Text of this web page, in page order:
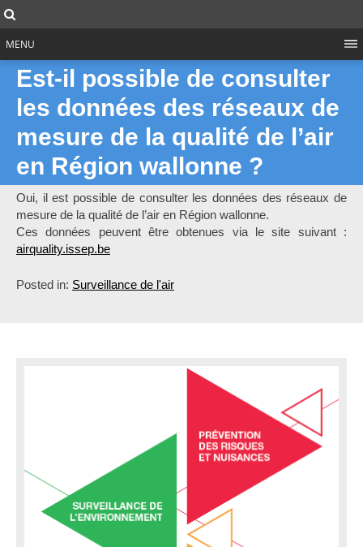
Skip
content
Search
MENU
Est-il possible de consulter
les données des réseaux de
mesure de la qualité de l’air
en Région wallonne ?
Oui, il est possible de consulter les données des réseaux de
mesure de la qualité de l’air en Région wallonne.
Ces données peuvent être obtenues via le site suivant :
airquality.issep.be
Posted in: Surveillance de l'air